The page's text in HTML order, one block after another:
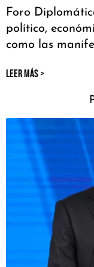
Foro
político,
como las
LEER MÁS >